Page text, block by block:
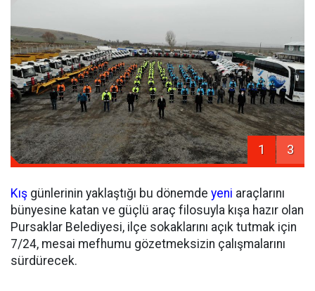
1 3
Kış günlerinin yaklaştığı bu dönemde yeni araçlarını
bünyesine katan ve güçlü araç filosuyla kışa hazır olan
Pursaklar Belediyesi, ilçe sokaklarını açık tutmak için
7/24, mesai mefhumu gözetmeksizin çalışmalarını
sürdürecek.